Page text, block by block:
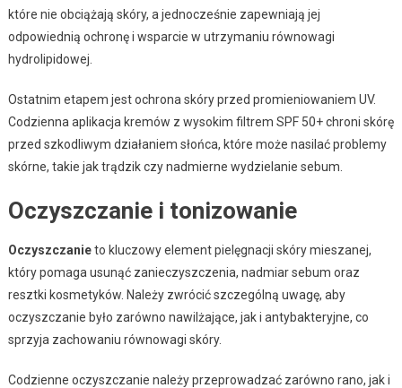
które nie obciążają skóry, a jednocześnie zapewniają jej
odpowiednią ochronę i wsparcie w utrzymaniu równowagi
hydrolipidowej.
Ostatnim etapem jest ochrona skóry przed promieniowaniem UV.
Codzienna aplikacja kremów z wysokim filtrem SPF 50+ chroni skórę
przed szkodliwym działaniem słońca, które może nasilać problemy
skórne, takie jak trądzik czy nadmierne wydzielanie sebum.
Oczyszczanie i tonizowanie
Oczyszczanieto kluczowy element pielęgnacji skóry mieszanej,
który pomaga usunąć zanieczyszczenia, nadmiar sebum oraz
resztki kosmetyków. Należy zwrócić szczególną uwagę, aby
oczyszczanie było zarówno nawilżające, jak i antybakteryjne, co
sprzyja zachowaniu równowagi skóry.
Codzienne oczyszczanie należy przeprowadzać zarówno rano, jak i